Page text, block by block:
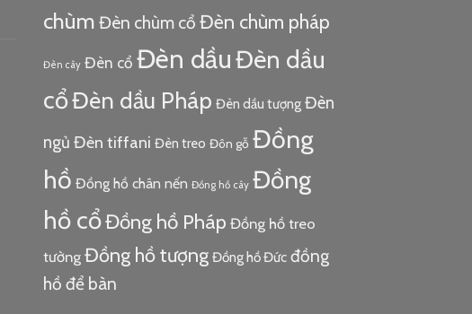
chùm Đèn chùm cổ Đèn chùm pháp
Đèn cây Đèn cổ Đèn dầuĐèn dầu
cổĐèn dầu Pháp Đèn dầu tượng Đèn
ngủ Đèn tiffani Đèn treo Đôn gỗ Đồng
hồ Đồng hồ chân nến Đồng hồ cây Đồng
hồ cổĐồng hồ Pháp Đồng hồ treo
tường Đồng hồ tượng Đồng hồ Đức đồng
hồ để bàn